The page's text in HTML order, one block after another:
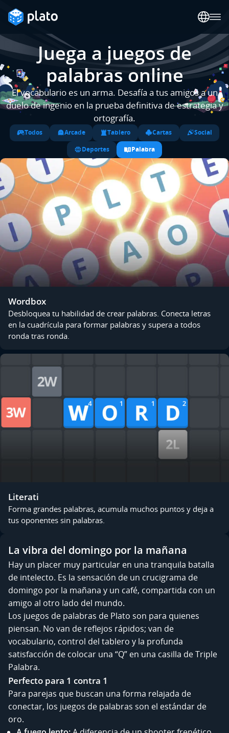
Juega a juegos de
palabras online
El vocabulario es un arma. Desafía a tus amigos a un
duelo de ingenio en la prueba definitiva de estrategia y
ortografía.
Todos Arcade Tablero Cartas
Social
Deportes
Palabra
Wordbox
Desbloquea tu habilidad de crear palabras. Conecta letras
en la cuadrícula para formar palabras y supera a todos
ronda tras ronda.
Literati
Forma grandes palabras, acumula muchos puntos y deja a
tus oponentes sin palabras.
La vibra del domingo por la mañana
Hay un placer muy particular en una tranquila batalla
de intelecto. Es la sensación de un crucigrama de
domingo por la mañana y un café, compartida con un
amigo al otro lado del mundo.
Los juegos de palabras de Plato son para quienes
piensan. No van de reflejos rápidos; van de
vocabulario, control del tablero y la profunda
satisfacción de colocar una “Q” en una casilla de Triple
Palabra.
Perfecto para 1 contra 1
Para parejas que buscan una forma relajada de
conectar, los juegos de palabras son el estándar de
oro.